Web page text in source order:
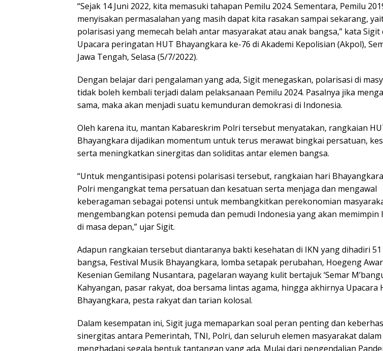
“Sejak 14 Juni 2022, kita memasuki tahapan Pemilu 2024. Sementara, Pemilu
menyisakan permasalahan yang masih dapat kita rasakan sampai sekarang,
polarisasi yang memecah belah antar masyarakat atau anak bangsa,” kata Sigit
Upacara peringatan HUT Bhayangkara ke-76 di Akademi Kepolisian (Akpol),
Jawa Tengah, Selasa (5/7/2022).
Dengan belajar dari pengalaman yang ada, Sigit menegaskan, polarisasi di
tidak boleh kembali terjadi dalam pelaksanaan Pemilu 2024. Pasalnya jika
sama, maka akan menjadi suatu kemunduran demokrasi di Indonesia.
Oleh karena itu, mantan Kabareskrim Polri tersebut menyatakan, rangkaian
Bhayangkara dijadikan momentum untuk terus merawat bingkai persatuan,
serta meningkatkan sinergitas dan soliditas antar elemen bangsa.
“Untuk mengantisipasi potensi polarisasi tersebut, rangkaian hari
Polri mengangkat tema persatuan dan kesatuan serta menjaga dan mengawal
keberagaman sebagai potensi untuk membangkitkan perekonomian
mengembangkan potensi pemuda dan pemudi Indonesia yang akan memimpin
di masa depan,” ujar Sigit.
Adapun rangkaian tersebut diantaranya bakti kesehatan di IKN yang dihadiri 51
bangsa, Festival Musik Bhayangkara, lomba setapak perubahan, Hoegeng
Kesenian Gemilang Nusantara, pagelaran wayang kulit bertajuk ‘Semar
Kahyangan, pasar rakyat, doa bersama lintas agama, hingga akhirnya Upacara
Bhayangkara, pesta rakyat dan tarian kolosal.
Dalam kesempatan ini, Sigit juga memaparkan soal peran penting dan
sinergitas antara Pemerintah, TNI, Polri, dan seluruh elemen masyarakat dalam
menghadapi segala bentuk tantangan yang ada. Mulai dari pengendalian